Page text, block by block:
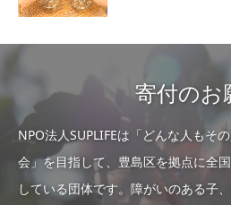
寄付のお
NPO法人SUPLIFEは「どんな人もそ
会」を目指して、豊島区を拠点に全
している団体です。障がいのある子